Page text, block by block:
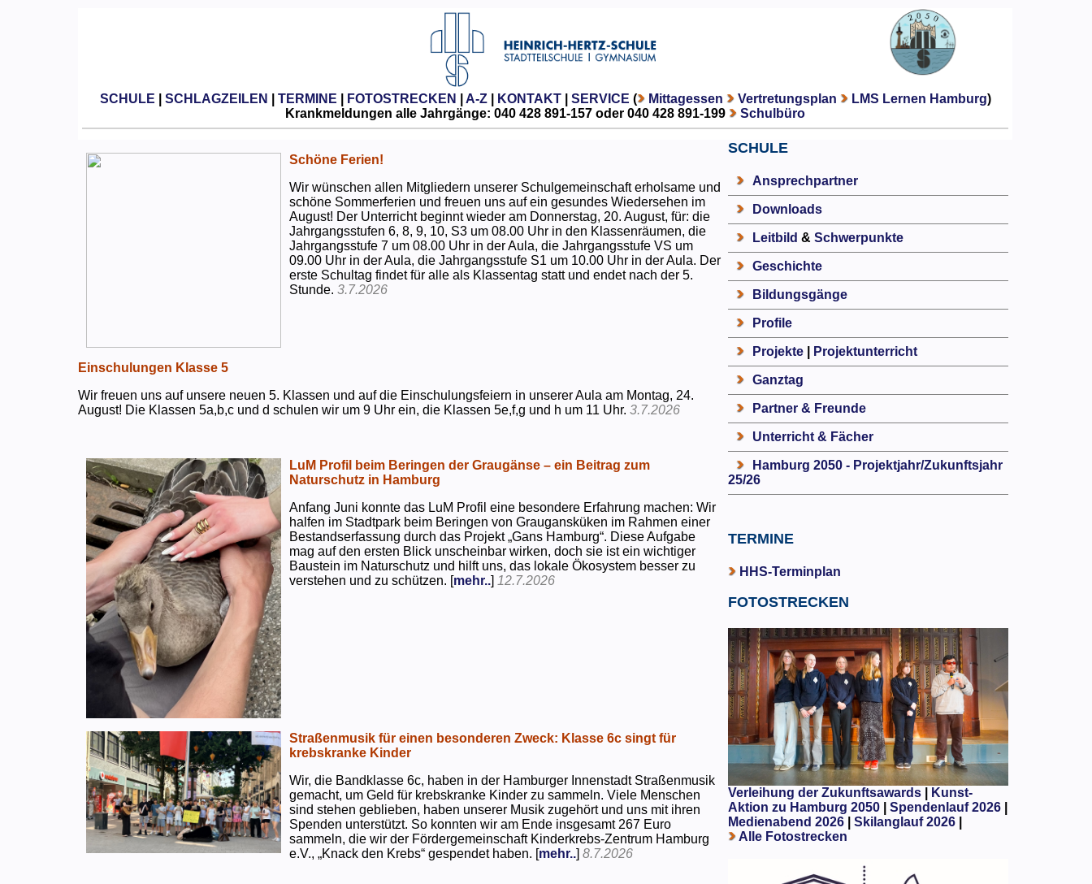
SCHULE SCHLAGZEILEN TERMINE FOTOSTRECKEN A-Z| KONTAKT| SERVICE ( Mittagessen Vertretungsplan LMS Lernen Hamburg)
Krankmeldungen alle Jahrgänge: 040 428 891-157 oder 040 428 891-199
Schulbüro
Schöne Ferien!
Wir wünschen allen Mitgliedern unserer Schulgemeinschaft erholsame und
schöne Sommerferien und freuen uns auf ein gesundes Wiedersehen im
August! Der Unterricht beginnt wieder am Donnerstag, 20. August, für: die
Jahrgangsstufen 6, 8, 9, 10, S3 um 08.00 Uhr in den Klassenräumen, die
Jahrgangsstufe 7 um 08.00 Uhr in der Aula, die Jahrgangsstufe VS um
09.00 Uhr in der Aula, die Jahrgangsstufe S1 um 10.00 Uhr in der Aula. Der
erste Schultag findet für alle als Klassentag statt und endet nach der 5.
Stunde.3.7.2026
Einschulungen Klasse 5
Wir freuen uns auf unsere neuen 5. Klassen und auf die Einschulungsfeiern in unserer Aula am Montag, 24.
August! Die Klassen 5a,b,c und d schulen wir um 9 Uhr ein, die Klassen 5e,f,g und h um 11 Uhr.3.7.2026
LuM Profil beim Beringen der Graugänse – ein Beitrag zum
Naturschutz in Hamburg
Anfang Juni konnte das LuM Profil eine besondere Erfahrung machen: Wir
halfen im Stadtpark beim Beringen von Graugansküken im Rahmen einer
Bestandserfassung durch das Projekt „Gans Hamburg“. Diese Aufgabe
mag auf den ersten Blick unscheinbar wirken, doch sie ist ein wichtiger
Baustein im Naturschutz und hilft uns, das lokale Ökosystem besser zu
verstehen und zu schützen. [mehr..] 12.7.2026
Straßenmusik für einen besonderen Zweck: Klasse 6c singt für
krebskranke Kinder
Wir, die Bandklasse 6c, haben in der Hamburger Innenstadt Straßenmusik
gemacht, um Geld für krebskranke Kinder zu sammeln. Viele Menschen
sind stehen geblieben, haben unserer Musik zugehört und uns mit ihren
Spenden unterstützt. So konnten wir am Ende insgesamt 267 Euro
sammeln, die wir der Fördergemeinschaft Kinderkrebs-Zentrum Hamburg
e.V., „Knack den Krebs“ gespendet haben. [mehr..]8.7.2026
SCHULE
Ansprechpartner
Downloads
Leitbild & Schwerpunkte
Geschichte
Bildungsgänge
Profile
Projekte| Projektunterricht
Ganztag
Partner & Freunde
Unterricht & Fächer
Hamburg 2050 - Projektjahr/Zukunftsjahr
25/26
TERMINE
HHS-Terminplan
FOTOSTRECKEN
Verleihung der Zukunftsawards|
Kunst-
Aktion zu Hamburg 2050
Spendenlauf 2026|
Medienabend 2026| Skilanglauf 2026|
Alle Fotostrecken